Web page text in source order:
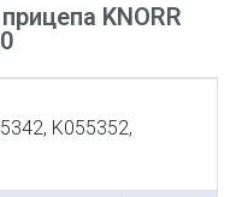
KNORR
K055352,